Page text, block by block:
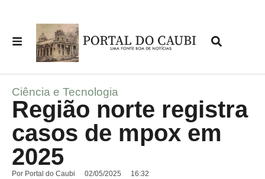
Ciência e Tecnologia
Região norte registra
casos de mpox em
2025
Por Portal do Caubi 02/05/2025 16:32